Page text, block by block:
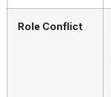
Role Conflict